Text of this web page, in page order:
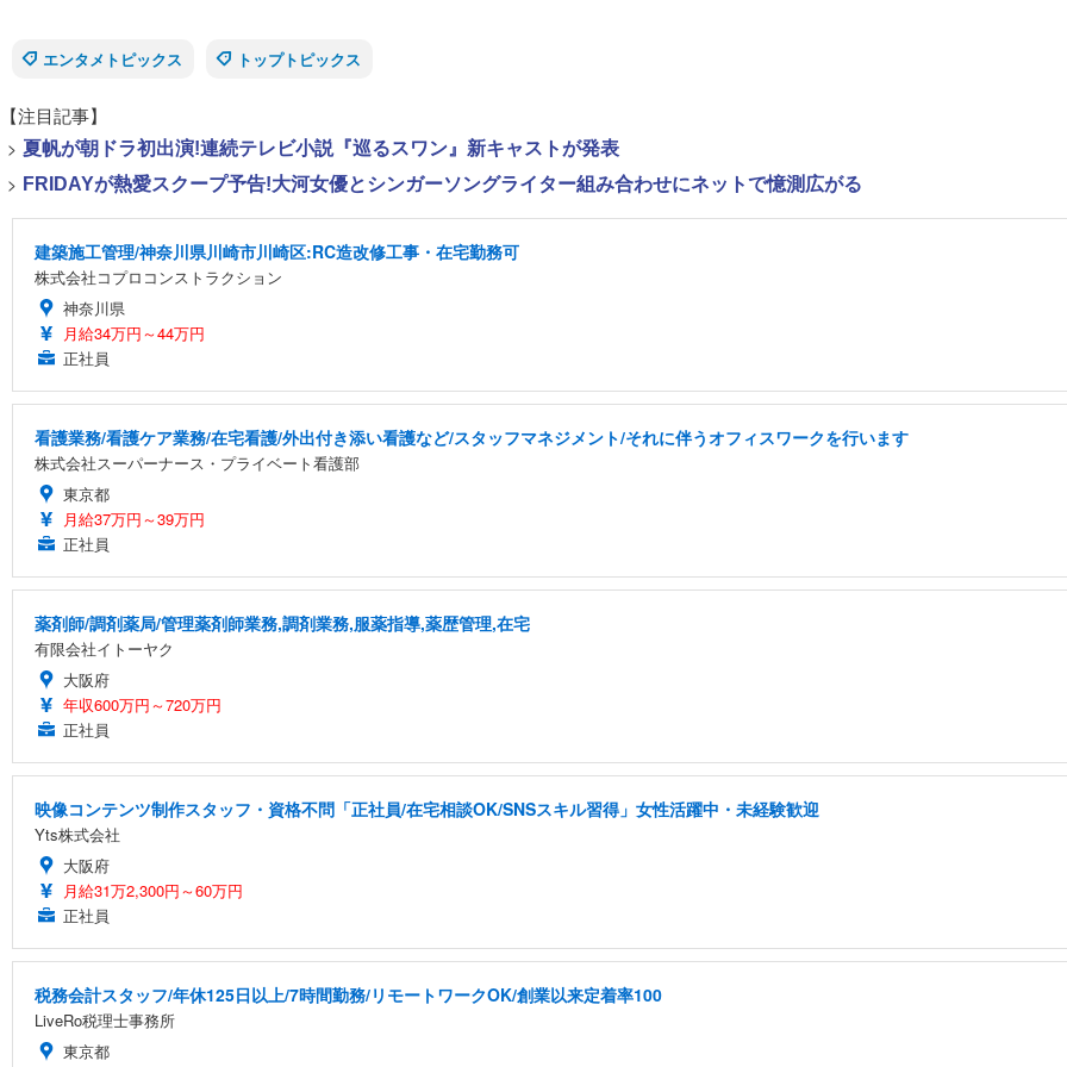
エンタメトピックス トップトピックス
【注目記事】
> 夏帆が朝ドラ初出演!連続テレビ小説『巡るスワン』新キャストが発表
> FRIDAYが熱愛スクープ予告!大河女優とシンガーソングライター組み合わせにネットで憶測広がる
建築施工管理/神奈川県川崎市川崎区:RC造改修工事・在宅勤務可
株式会社コプロコンストラクション
神奈川県
月給34万円～44万円
正社員
看護業務/看護ケア業務/在宅看護/外出付き添い看護など/スタッフマネジメント/それに伴うオフィスワークを行います
株式会社スーパーナース・プライベート看護部
東京都
月給37万円～39万円
正社員
薬剤師/調剤薬局/管理薬剤師業務,調剤業務,服薬指導,薬歴管理,在宅
有限会社イトーヤク
大阪府
年収600万円～720万円
正社員
映像コンテンツ制作スタッフ・資格不問「正社員/在宅相談OK/SNSスキル習得」女性活躍中・未経験歓迎
Yts株式会社
大阪府
月給31万2,300円～60万円
正社員
税務会計スタッフ/年休125日以上/7時間勤務/リモートワークOK/創業以来定着率100
LiveRo税理士事務所
東京都